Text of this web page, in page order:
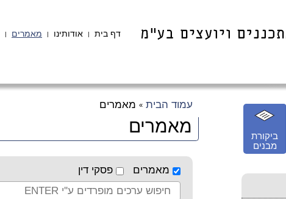
דף בית | אודותינו | מאמרים |
עמוד הבית » מאמרים
מאמרים
מאמרים פסקי דין
ביקורת
מבנים